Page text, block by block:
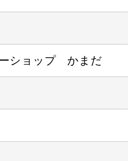
ショップ かまだ